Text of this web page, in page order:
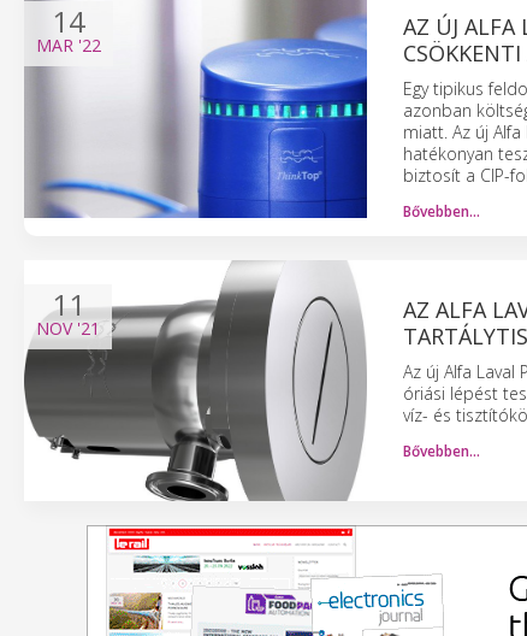
14
MAR '22
AZ ÚJ
Egy tipikus
azonban
miatt. Az új
hatékonyan
biztosít a CIP-
Bővebben…
11
NOV'21
AZ ALFA
Az új Alfa Laval
óriási lépést
víz- és
Bővebben…